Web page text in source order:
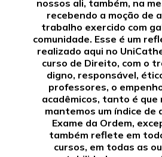
nossos ali, também, na
recebendo a moção de
trabalho exercido com
comunidade. Esse é um
realizado aqui no
curso de Direito, com o
digno, responsável,
professores, o
acadêmicos, tanto é que
mantemos um índice de
Exame da Ordem,
também reflete em
cursos, em todas as